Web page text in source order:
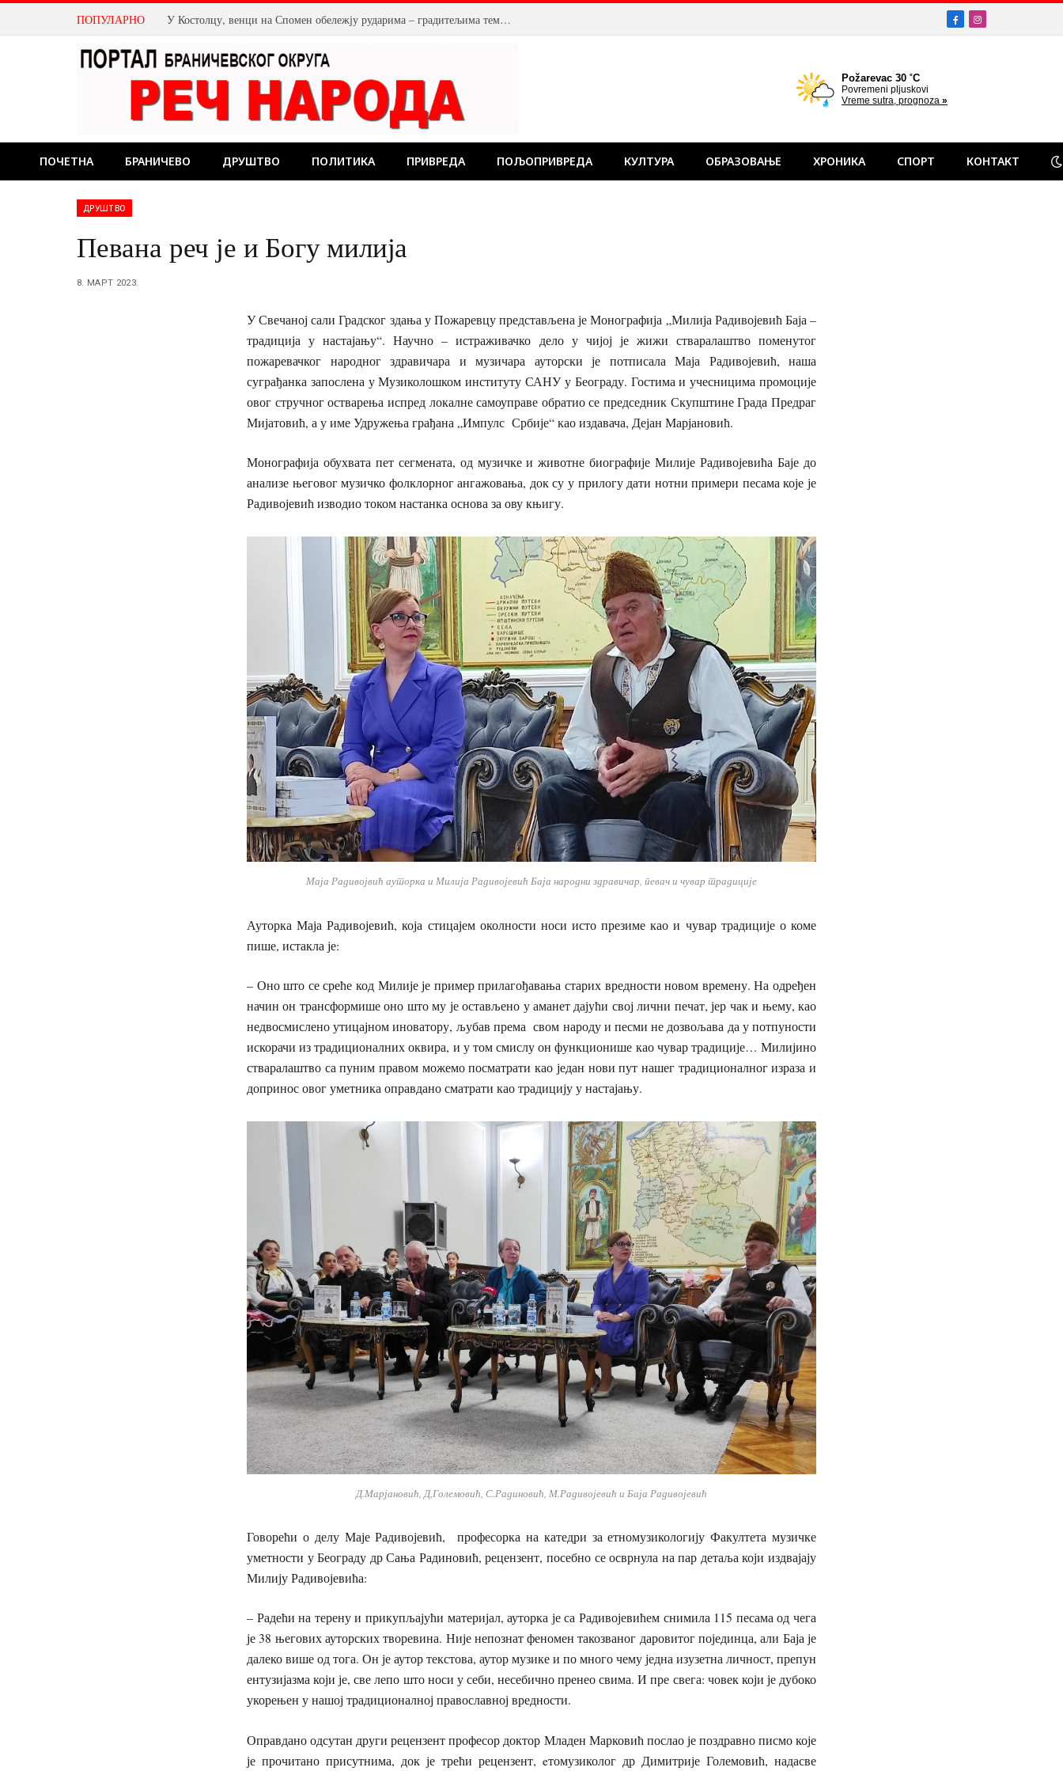
ПОПУЛАРНО У Костолцу, венци на Спомен обележју рударима – градитељима темеља будућности FacebookInstagram
ПОЧЕТНА БРАНИЧЕВО ДРУШТВО ПОЛИТИКА ПРИВРЕДА ПОЉОПРИВРЕДА КУЛТУРА ОБРАЗОВАЊЕ ХРОНИКА СПОРТ КОНТАКТ
ДРУШТВО
Певана реч је и Богу милија
8. МАРТ 2023.
У Свечаној сали Градског здања у Пожаревцу представљена је Монографија „Милија Радивојевић Баја –
традиција у настајању“. Научно – истраживачко дело у чијој је жижи стваралаштво поменутог
пожаревачког народног здравичара и музичара ауторски је потписала Маја Радивојевић, наша
суграђанка запослена у Музиколошком институту САНУ у Београду. Гостима и учесницима промоције
овог стручног остварења испред локалне самоуправе обратио се председник Скупштине Града Предраг
Мијатовић, а у име Удружења грађана „Импулс Србије“ као издавача, Дејан Марјановић.
Монографија обухвата пет сегмената, од музичке и животне биографије Милије Радивојевића Баје до
анализе његовог музичко фолклорног ангажовања, док су у прилогу дати нотни примери песама које је
Радивојевић изводио током настанка основа за ову књигу.
Маја Радивојвић ауторка и Милија Радивојевић Баја народни здравичар, певач и чувар традиције
Ауторка Маја Радивојевић, која стицајем околности носи исто презиме као и чувар традиције о коме
пише, истакла је:
– Оно што се среће код Милије је пример прилагођавања старих вредности новом времену. На одређен
начин он трансформише оно што му је остављено у аманет дајући свој лични печат, јер чак и њему, као
недвосмислено утицајном иноватору, љубав према свом народу и песми не дозвољава да у потпуности
искорачи из традиционалних оквира, и у том смислу он функционише као чувар традиције… Милијино
стваралаштво са пуним правом можемо посматрати као један нови пут нашег традиционалног израза и
допринос овог уметника оправдано сматрати као традицију у настајању.
Д.Марјановић, Д,Големовић, С.Радиновић, М.Радивојевић и Баја Радивојевић
Говорећи о делу Маје Радивојевић, професорка на катедри за етномузикологију Факултета музичке
уметности у Београду др Сања Радиновић, рецензент, посебно се осврнула на пар детаља који издвајају
Милију Радивојевића:
– Радећи на терену и прикупљајући материјал, ауторка је са Радивојевићем снимила 115 песама од чега
је 38 његових ауторских творевина. Није непознат феномен такозваног даровитог појединца, али Баја је
далеко више од тога. Он је аутор текстова, аутор музике и по много чему једна изузетна личност, препун
ентузијазма који је, све лепо што носи у себи, несебично пренео свима. И пре свега: човек који је дубоко
укорењен у нашој традиционалној православној вредности.
Оправдано одсутан други рецензент професор доктор Младен Марковић послао је поздравно писмо које
је прочитано присутнима, док је трећи рецензент, eтомузиколог др Димитрије Големовић, надасве